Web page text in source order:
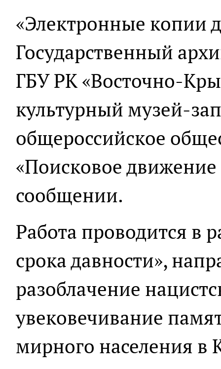
«Электронные копии
Государственный
ГБУ РК «Восточно-
культурный музей-
общероссийское
«Поисковое движение
сообщении.
Работа проводится в
срока давности»,
разоблачение
увековечивание
мирного населения в